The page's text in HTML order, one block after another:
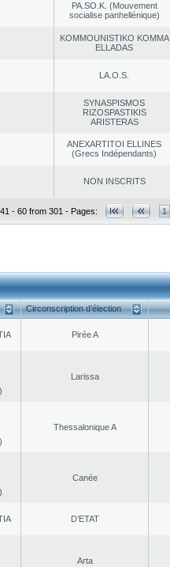
PA.SO.K. (Mouvement
socialise panhellénique)
KOMMOUNISTIKO KOMMA
ELLADAS
LA.O.S.
SYNASPISMOS
RIZOSPASTIKIS
ARISTERAS
ANEXARTITOI ELLINES
(Grecs Indépendants)
NON INSCRITS
- 60 from 301 - Pages: 1
Circonscription d’élection
Pirée A
Larissa
Thessalonique A
Canée
D’ETAT
Arta